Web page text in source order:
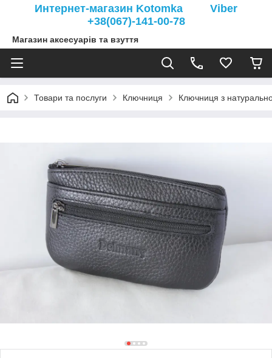
Интернет-магазин Kotomka Viber
+38(067)-141-00-78
Магазин аксесуарів та взуття
Товари та послуги Ключниця Ключниця з